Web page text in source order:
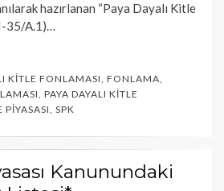
hazırlanan “Paya Dayalı Kitle
35/A.1)…
KITLE FONLAMASI, FONLAMA,
, PAYA DAYALI KITLE
PIYASASI, SPK
Kanunundaki